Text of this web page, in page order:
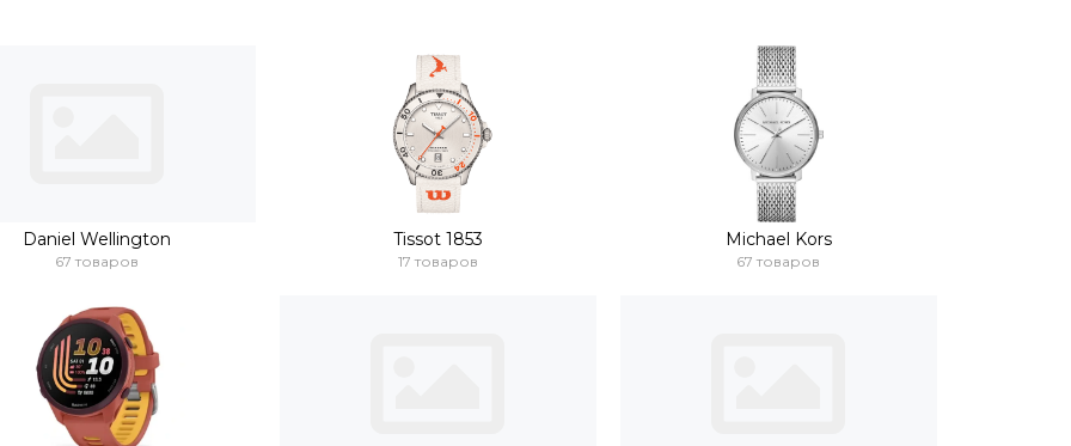
Daniel Wellington
67 товаров
Tissot 1853
17 товаров
Michael Kors
67 товаров